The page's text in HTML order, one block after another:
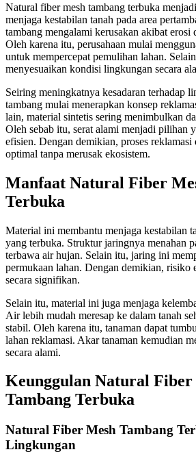
Natural fiber mesh tambang terbuka
menjaga kestabilan tanah pada area
tambang mengalami kerusakan akibat erosi
Oleh karena itu, perusahaan mulai
untuk mempercepat pemulihan lahan.
menyesuaikan kondisi lingkungan secara
Seiring meningkatnya kesadaran terhadap
tambang mulai menerapkan konsep
lain, material sintetis sering menimbulkan
Oleh sebab itu, serat alami menjadi pilihan
efisien. Dengan demikian, proses reklamasi
optimal tanpa merusak ekosistem.
Manfaat Natural Fiber
Terbuka
Material ini membantu menjaga kestabilan
yang terbuka. Struktur jaringnya menahan
terbawa air hujan. Selain itu, jaring ini
permukaan lahan. Dengan demikian, risiko
secara signifikan.
Selain itu, material ini juga menjaga
Air lebih mudah meresap ke dalam tanah
stabil. Oleh karena itu, tanaman dapat
lahan reklamasi. Akar tanaman kemudian
secara alami.
Keunggulan Natural Fiber
Tambang Terbuka
Natural Fiber Mesh Tambang
Lingkungan